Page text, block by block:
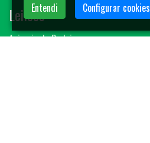
Leilões
Animais de Rodeio
Entendi
Configurar cookies